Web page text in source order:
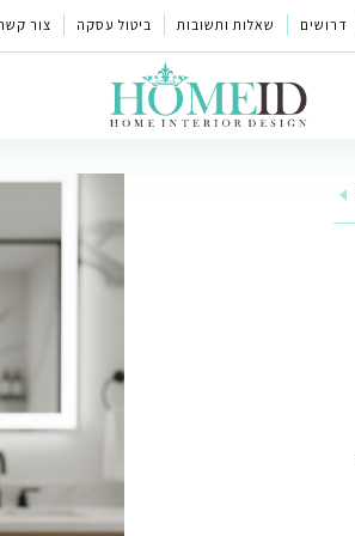
דרושים שאלות ותשובות ביטול עסקה צור